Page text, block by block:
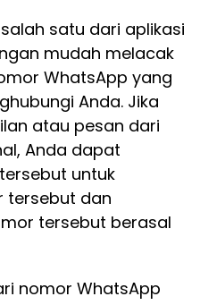
satu dari aplikasi
mudah melacak
WhatsApp yang
Anda. Jika
atau pesan dari
Anda dapat
untuk
tersebut dan
tersebut berasal
nomor WhatsApp